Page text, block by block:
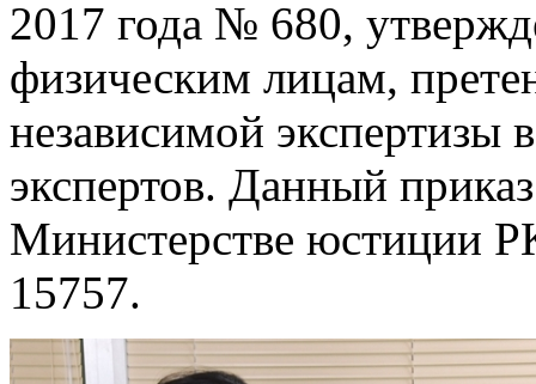
2017 года № 680,
физическим лицам,
независимой экспертизы
экспертов. Данный
Министерстве юстиции
15757.